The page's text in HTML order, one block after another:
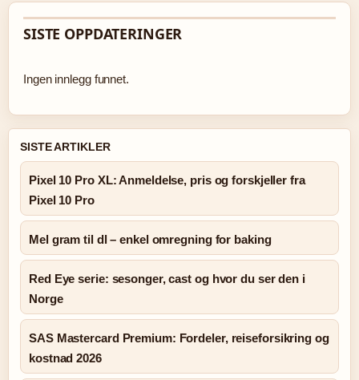
SISTE OPPDATERINGER
Ingen innlegg funnet.
SISTE ARTIKLER
Pixel 10 Pro XL: Anmeldelse, pris og forskjeller fra
Pixel 10 Pro
Mel gram til dl – enkel omregning for baking
Red Eye serie: sesonger, cast og hvor du ser den i
Norge
SAS Mastercard Premium: Fordeler, reiseforsikring og
kostnad 2026